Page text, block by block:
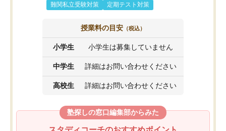
難関私立受験対策
定期テスト対策
授業料の目安 （税込）
小学生 小学生は募集していません
中学生 詳細はお問い合わせください
高校生 詳細はお問い合わせください
塾探しの窓口編集部からみた